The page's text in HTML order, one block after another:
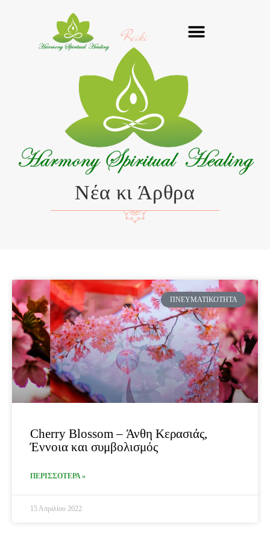
Reiki
Νέα κι Άρθρα
ΠΝΕΥΜΑΤΙΚΌΤΗΤΑ
Cherry Blossom – Άνθη Κερασιάς,
Έννοια και συμβολισμός
ΠΕΡΙΣΣΟΤΕΡΑ »
15 Απριλίου 2022